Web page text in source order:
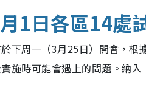
1日各區14處
下周一（3月25日）開會，
施時可能會遇上的問題。納